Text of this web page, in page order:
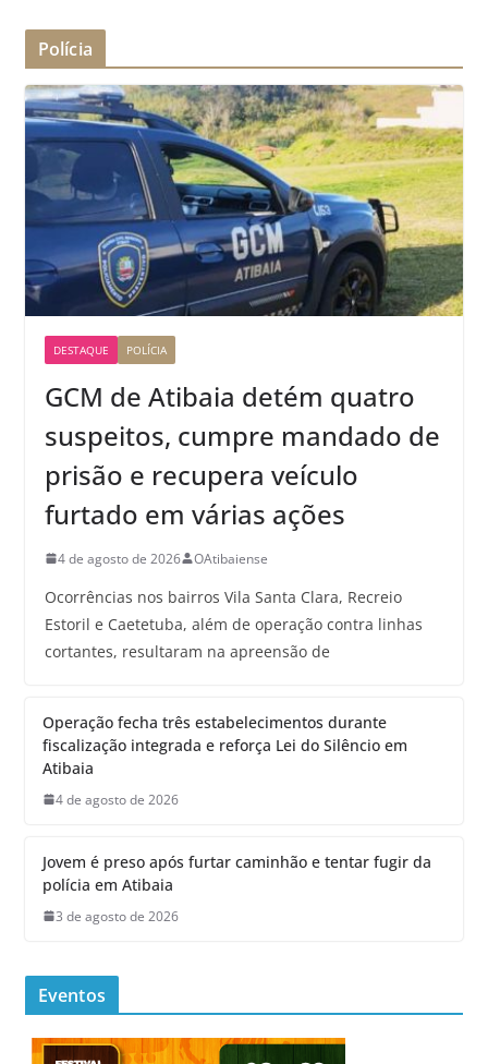
Polícia
DESTAQUE POLÍCIA
GCM de Atibaia detém quatro
suspeitos, cumpre mandado de
prisão e recupera veículo
furtado em várias ações
4 de agosto de 2026 OAtibaiense
Ocorrências nos bairros Vila Santa Clara, Recreio
Estoril e Caetetuba, além de operação contra linhas
cortantes, resultaram na apreensão de
Operação fecha três estabelecimentos durante
fiscalização integrada e reforça Lei do Silêncio em
Atibaia
4 de agosto de 2026
Jovem é preso após furtar caminhão e tentar fugir da
polícia em Atibaia
3 de agosto de 2026
Eventos